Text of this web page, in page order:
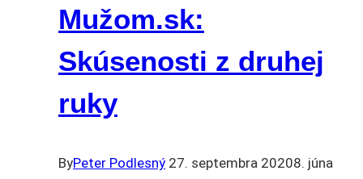
Mužom.sk:
Skúsenosti z druhej
ruky
ByPeter Podlesný 27. septembra 20208. júna